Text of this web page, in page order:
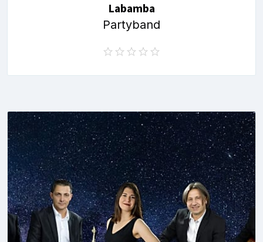
Labamba
Partyband